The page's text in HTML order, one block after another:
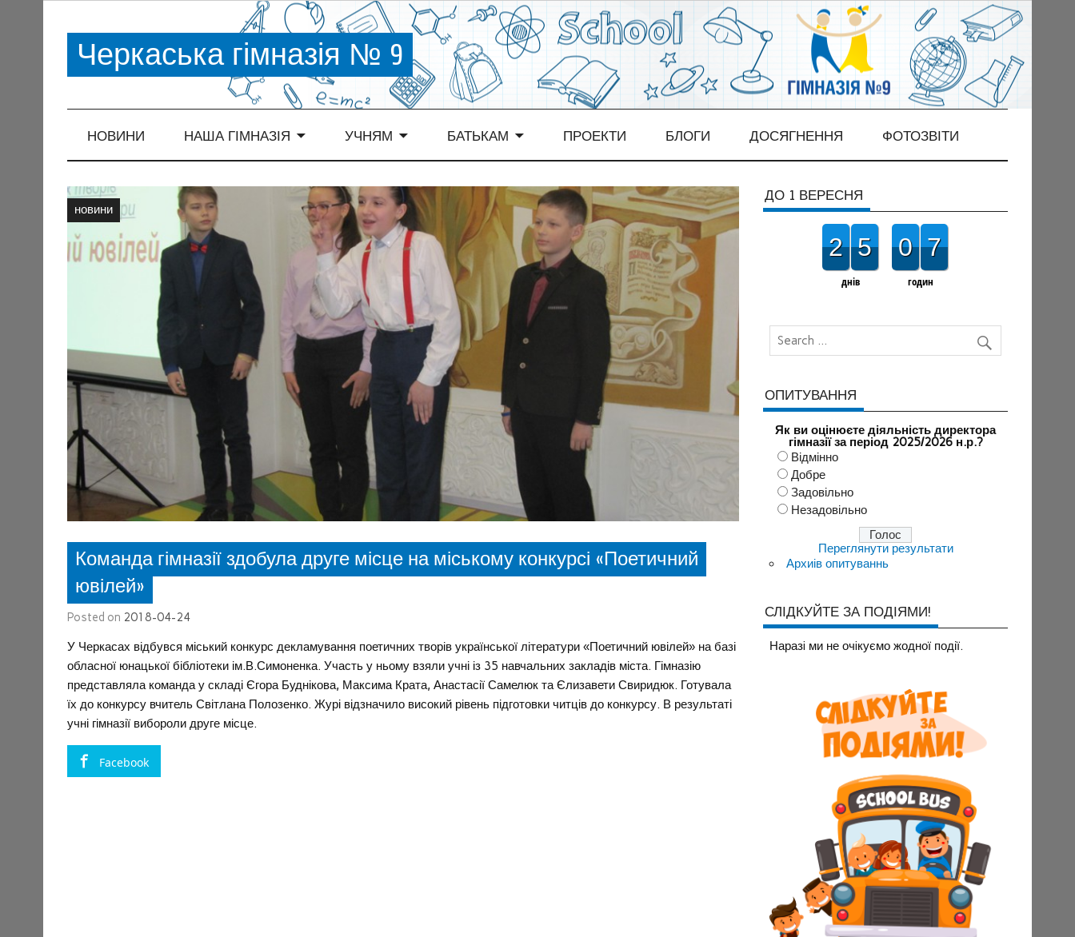
Черкаська гімназія № 9
НОВИНИ НАША ГІМНАЗІЯ УЧНЯМ БАТЬКАМ ПРОЕКТИ БЛОГИ ДОСЯГНЕННЯ ФОТОЗВІТИ
новини
Команда гімназії здобула друге місце на міському конкурсі «Поетичний
ювілей»
Posted on 2018-04-24
У Черкасах відбувся міський конкурс декламування поетичних творів української літератури «Поетичний ювілей» на базі
обласної юнацької бібліотеки ім.В.Симоненка. Участь у ньому взяли учні із 35 навчальних закладів міста. Гімназію
представляла команда у складі Єгора Буднікова, Максима Крата, Анастасії Самелюк та Єлизавети Свиридюк. Готувала
їх до конкурсу вчитель Світлана Полозенко. Журі відзначило високий рівень підготовки читців до конкурсу. В результаті
учні гімназії вибороли друге місце.
Facebook
ДО 1 ВЕРЕСНЯ
2 5
днів
0 7
годин
ОПИТУВАННЯ
Як ви оцінюєте діяльність директора
гімназії за період 2025/2026 н.р.?
Відмінно
Добре
Задовільно
Незадовільно
Переглянути результати
Архиів опитуваннь
СЛІДКУЙТЕ ЗА ПОДІЯМИ!
Наразi ми не очiкуємо жодної події.